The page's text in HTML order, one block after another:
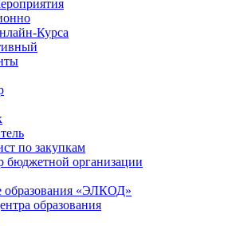
Курса
по закупкам
бюджетной организации
образования «ЭЛКОД»
образования